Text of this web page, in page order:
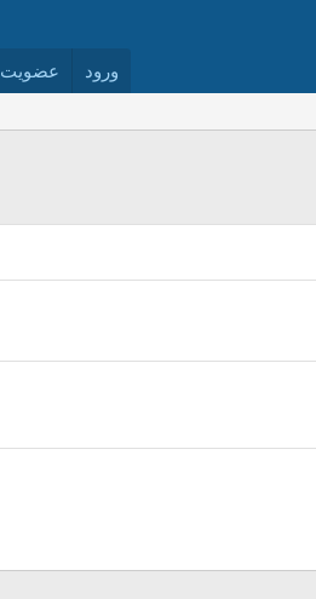
ورود عضویت